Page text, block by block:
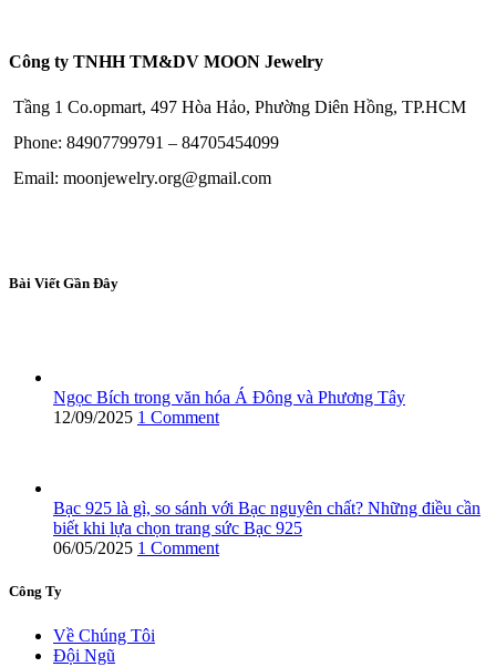
Công ty TNHH TM&DV MOON Jewelry
Tầng 1 Co.opmart, 497 Hòa Hảo, Phường Diên Hồng, TP.HCM
Phone: 84907799791 – 84705454099
Email: moonjewelry.org@gmail.com
Bài Viết Gần Đây
Ngọc Bích trong văn hóa Á Đông và Phương Tây
12/09/2025 1 Comment
Bạc 925 là gì, so sánh với Bạc nguyên chất? Những điều cần
biết khi lựa chọn trang sức Bạc 925
06/05/2025 1 Comment
Công Ty
Về Chúng Tôi
Đội Ngũ